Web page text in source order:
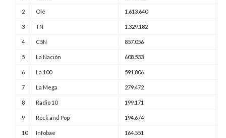
2 Olé 1.613.640
3 TN 1.329.182
4 C5N 857.056
5 La Nación 608.533
6 La 100 591.806
7 La Mega 279.472
8 Radio 10 199.171
9 Rock and Pop 194.674
10 Infobae 164.551